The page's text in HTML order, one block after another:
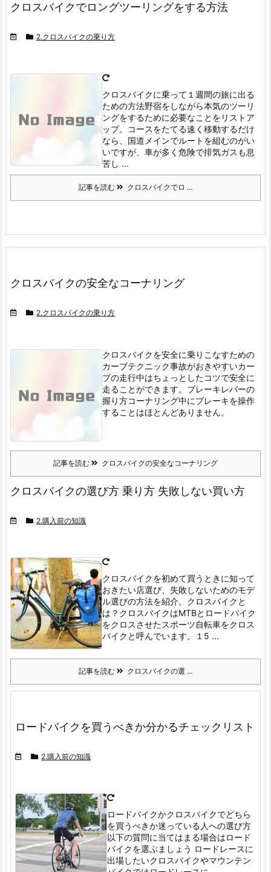
クロスバイクでロングツーリングをする方法
2.クロスバイクの乗り方
クロスバイクに乗って１週間の旅に出る
ための方法野宿をしながら本気のツーリ
ングをするために必要なことをリストア
ップ。
コースをたてる速く移動するだけ
なら、国道メインでルートを組むのがい
いですが、車が多く危険で排気ガスも息
苦し ...
記事を読む クロスバイクでロ ...
クロスバイクの安全なコーナリング
2.クロスバイクの乗り方
クロスバイクを安全に乗りこなすための
カーブテクニック事故がおきやすいカー
ブの走行中はちょっとしたコツで安全に
走ることができます。 ブレーキレバーの
握り方コーナリング中にブレーキを操作
することはほとんどありません。
記事を読む クロスバイクの安全なコーナリング
クロスバイクの選び方 乗り方 失敗しない買い方
2.購入前の知識
クロスバイクを初めて買うときに知って
おきたい店選び、失敗しないためのモデ
ル選びの方法を紹介。 クロスバイクと
は？ クロスバイクはMTBとロードバイク
をクロスさせたスポーツ自転車をクロス
バイクと呼んでいます。
１5 ...
記事を読む クロスバイクの選 ...
ロードバイクを買うべきか分かるチェックリスト
2.購入前の知識
ロードバイクかクロスバイクでどちら
を買うべきか迷っている人への選び方
以下の質問に当てはまる場合はロード
バイクを選ぶましょう ロードレースに
出場したいクロスバイクやマウンテン